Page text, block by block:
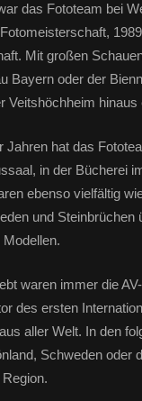
das Fototeam bei
Mit großen
Bayern oder der
Veitshöchheim hinaus
Jahren hat das
in der Bücherei
ebenso vielfältig
und
waren immer die
des ersten
aller Welt. In den
Schweden oder